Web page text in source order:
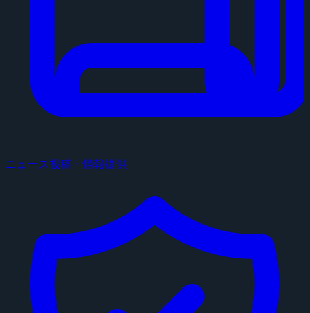
ニュース投稿・情報提供